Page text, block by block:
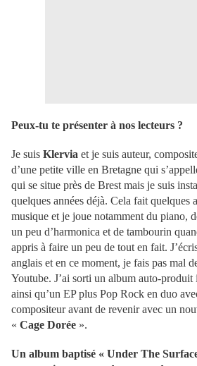
Peux-tu te présenter à nos lecteurs ?
Je suis Klervia et je suis auteur,
d’une petite ville en Bretagne qui
qui se situe près de Brest mais je suis
quelques années déjà. Cela fait quelques
musique et je joue notamment du piano,
un peu d’harmonica et de tambourin
appris à faire un peu de tout en fait.
anglais et en ce moment, je fais pas mal
Youtube. J’ai sorti un album auto-produit
ainsi qu’un EP plus Pop Rock en duo
compositeur avant de revenir avec un
« Cage Dorée ».
Un album baptisé « Under The